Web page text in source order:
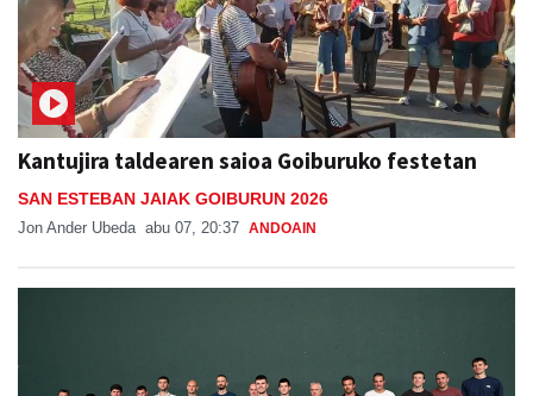
Kantujira taldearen saioa Goiburuko festetan
SAN ESTEBAN JAIAK GOIBURUN 2026
Jon Ander Ubeda abu 07, 20:37 ANDOAIN